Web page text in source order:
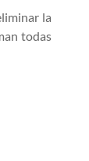
la
todas